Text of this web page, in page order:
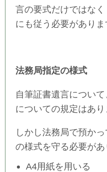
言の要式だけではなく
にも従う必要がありま
法務局指定の様式
自筆証書遺言につい
についての規定はあり
しかし法務局で預か
の様式を守る必要があ
A4用紙を用いる